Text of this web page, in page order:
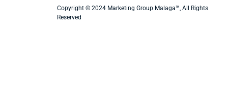
Copyright © 2024 Marketing Group Malaga™, All Rights
Reserved